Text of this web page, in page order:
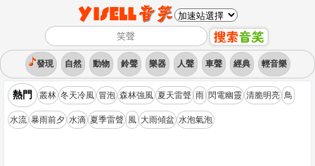
發現 自然 動物 鈴聲 樂器 人聲 車聲 經典 輕音樂
熱門 叢林 冬天冷風 冒泡 森林強風 夏天雷聲 雨 閃電幽靈 清脆明亮 鳥
水流 暴雨前夕 水滴 夏季雷聲 風 大雨傾盆 水泡氣泡